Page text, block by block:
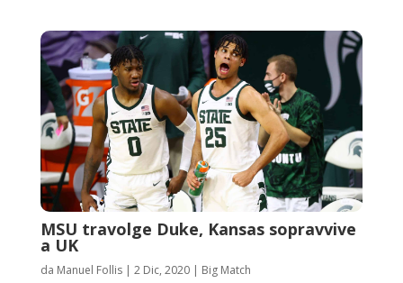
MSU travolge Duke, Kansas sopravvive
a UK
da Manuel Follis| 2 Dic, 2020| Big Match